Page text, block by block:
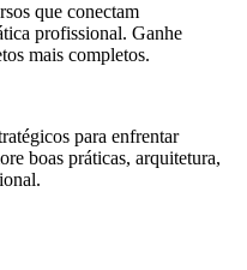
que conectam
profissional. Ganhe
mais completos.
para enfrentar
boas práticas, arquitetura,